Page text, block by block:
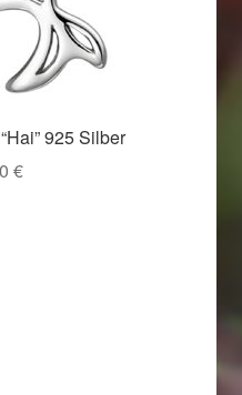
925 Silber
€